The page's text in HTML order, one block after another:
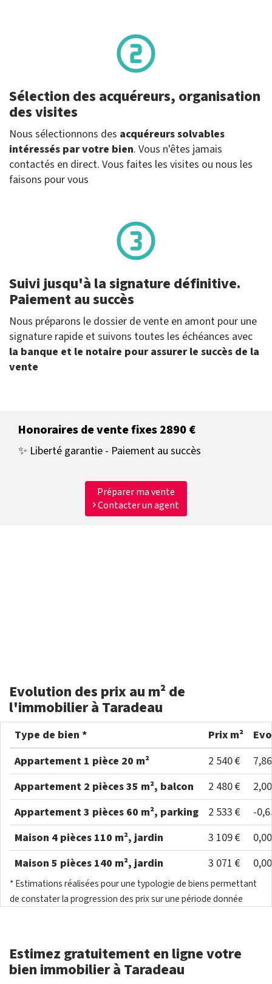
Sélection des acquéreurs, organisation
des visites
Nous sélectionnons des acquéreurs solvables
intéressés par votre bien. Vous n'êtes jamais
contactés en direct. Vous faites les visites ou nous les
faisons pour vous
Suivi jusqu'à la signature définitive.
Paiement au succès
Nous préparons le dossier de vente en amont pour une
signature rapide et suivons toutes les échéances avec
la banque et le notaire pour assurer le succès de la
vente
Honoraires de vente fixes 2890 €
✨ Liberté garantie - Paiement au succès
Préparer ma vente
Contacter un agent
Evolution des prix au m² de
l'immobilier à Taradeau
Type de bien * Prix m²
Appartement 1 pièce 20 m²
2 540 €
Appartement 2 pièces 35 m², balcon
2 480 €
Appartement 3 pièces 60 m², parking
2 533 €
-
Maison 4 pièces 110 m², jardin
3 109 €
Maison 5 pièces 140 m², jardin
3 071 €
* Estimations réalisées pour une typologie de biens permettant
de constater la progression des prix sur une période donnée
Estimez gratuitement en ligne votre
bien immobilier à Taradeau